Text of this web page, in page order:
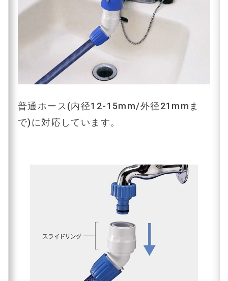
普通ホース(内径12-15mm/外径21mmま
で)に対応しています。